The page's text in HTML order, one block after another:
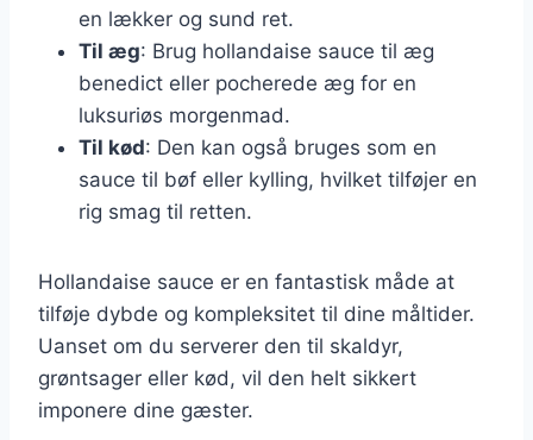
en lækker og sund ret.
Til æg: Brug hollandaise sauce til æg
benedict eller pocherede æg for en
luksuriøs morgenmad.
Til kød: Den kan også bruges som en
sauce til bøf eller kylling, hvilket tilføjer en
rig smag til retten.
Hollandaise sauce er en fantastisk måde at
tilføje dybde og kompleksitet til dine måltider.
Uanset om du serverer den til skaldyr,
grøntsager eller kød, vil den helt sikkert
imponere dine gæster.